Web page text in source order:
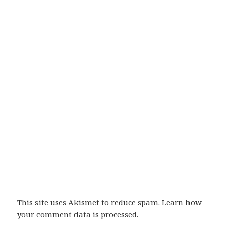
This site uses Akismet to reduce spam.Learn how
your comment data is processed.